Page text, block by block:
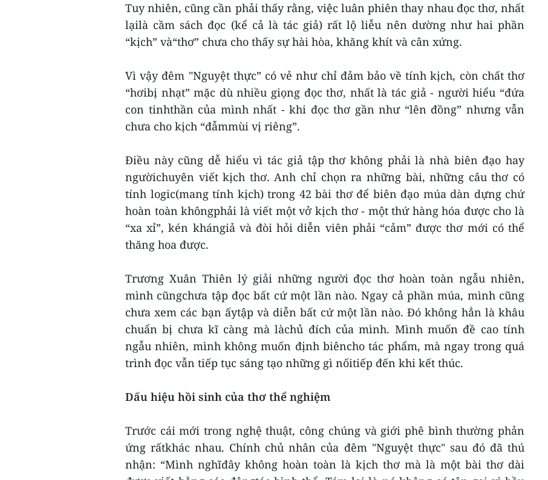
Tuy nhiên, cũng cần phải thấy rằng, việc luân phiên thay nhau đọc thơ, nhất
lạilà cầm sách đọc (kể cả là tác giả) rất lộ liễu nên dường như hai phần
“kịch” và“thơ” chưa cho thấy sự hài hòa, khăng khít và cân xứng.
Vì vậy đêm "Nguyệt thực” có vẻ như chỉ đảm bảo về tính kịch, còn chất thơ
“hơibị nhạt” mặc dù nhiều giọng đọc thơ, nhất là tác giả - người hiểu “đứa
con tinhthần của mình nhất - khi đọc thơ gần như “lên đồng” nhưng vẫn
chưa cho kịch “đẫmmùi vị riêng”.
Điều này cũng dễ hiểu vì tác giả tập thơ không phải là nhà biên đạo hay
ngườichuyên viết kịch thơ. Anh chỉ chọn ra những bài, những câu thơ có
tính logic(mang tính kịch) trong 42 bài thơ để biên đạo múa dàn dựng chứ
hoàn toàn khôngphải là viết một vở kịch thơ - một thứ hàng hóa được cho là
“xa xỉ”, kén khángiả và đòi hỏi diễn viên phải “cảm” được thơ mới có thể
thăng hoa được.
Trương Xuân Thiên lý giải những người đọc thơ hoàn toàn ngẫu nhiên,
mình cũngchưa tập đọc bất cứ một lần nào. Ngay cả phần múa, mình cũng
chưa xem các bạn ấytập và diễn bất cứ một lần nào. Đó không hẳn là khâu
chuẩn bị chưa kĩ càng mà làchủ đích của mình. Mình muốn đề cao tính
ngẫu nhiên, mình không muốn định biêncho tác phẩm, mà ngay trong quá
trình đọc vẫn tiếp tục sáng tạo những gì nốitiếp đến khi kết thúc.
Dấu hiệu hồi sinh của thơ thể nghiệm
Trước cái mới trong nghệ thuật, công chúng và giới phê bình thường phản
ứng rấtkhác nhau. Chính chủ nhân của đêm "Nguyệt thực" sau đó đã thú
nhận: “Mình nghĩđây không hoàn toàn là kịch thơ mà là một bài thơ dài